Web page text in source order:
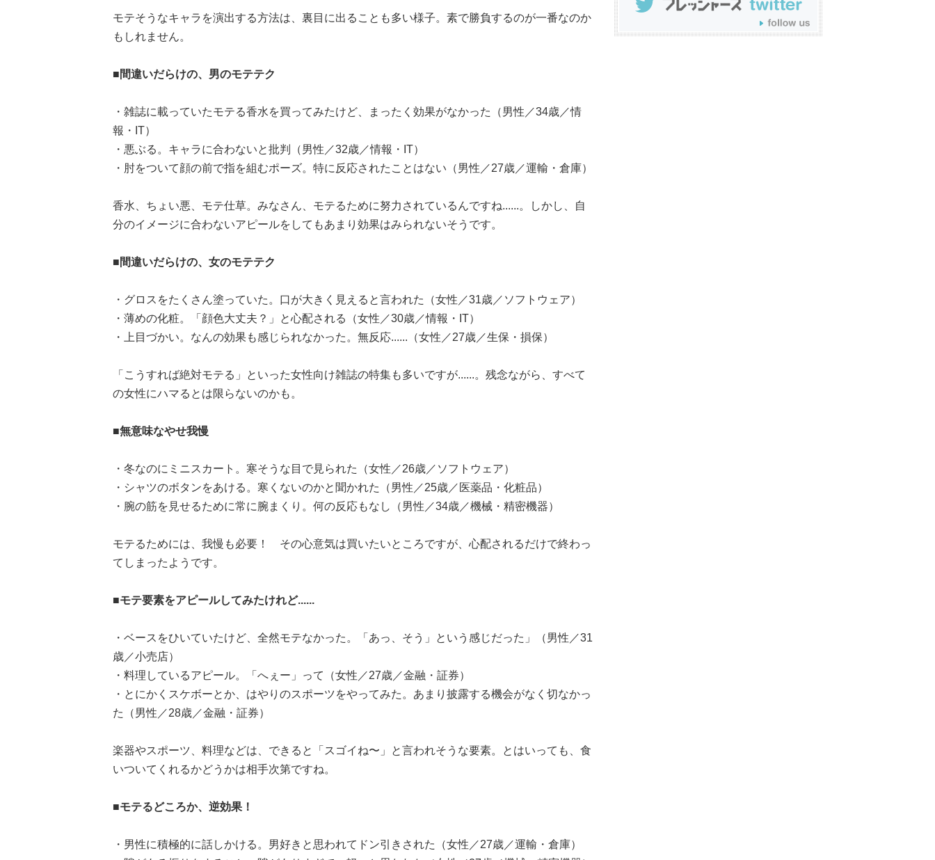
モテそうなキャラを演出する方法は、裏目に出ることも多い様子。素で勝負するのが一番なのか
もしれません。
■間違いだらけの、男のモテテク
・雑誌に載っていたモテる香水を買ってみたけど、まったく効果がなかった（男性／34歳／情
報・IT）
・悪ぶる。キャラに合わないと批判（男性／32歳／情報・IT）
・肘をついて顔の前で指を組むポーズ。特に反応されたことはない（男性／27歳／運輸・倉庫）
香水、ちょい悪、モテ仕草。みなさん、モテるために努力されているんですね......。しかし、自
分のイメージに合わないアピールをしてもあまり効果はみられないそうです。
■間違いだらけの、女のモテテク
・グロスをたくさん塗っていた。口が大きく見えると言われた（女性／31歳／ソフトウェア）
・薄めの化粧。「顔色大丈夫？」と心配される（女性／30歳／情報・IT）
・上目づかい。なんの効果も感じられなかった。無反応......（女性／27歳／生保・損保）
「こうすれば絶対モテる」といった女性向け雑誌の特集も多いですが......。残念ながら、すべて
の女性にハマるとは限らないのかも。
■無意味なやせ我慢
・冬なのにミニスカート。寒そうな目で見られた（女性／26歳／ソフトウェア）
・シャツのボタンをあける。寒くないのかと聞かれた（男性／25歳／医薬品・化粧品）
・腕の筋を見せるために常に腕まくり。何の反応もなし（男性／34歳／機械・精密機器）
モテるためには、我慢も必要！ その心意気は買いたいところですが、心配されるだけで終わっ
てしまったようです。
■モテ要素をアピールしてみたけれど......
・ベースをひいていたけど、全然モテなかった。「あっ、そう」という感じだった」（男性／31
歳／小売店）
・料理しているアピール。「へぇー」って（女性／27歳／金融・証券）
・とにかくスケボーとか、はやりのスポーツをやってみた。あまり披露する機会がなく切なかっ
た（男性／28歳／金融・証券）
楽器やスポーツ、料理などは、できると「スゴイね〜」と言われそうな要素。とはいっても、食
いついてくれるかどうかは相手次第ですね。
■モテるどころか、逆効果！
・男性に積極的に話しかける。男好きと思われてドン引きされた（女性／27歳／運輸・倉庫）